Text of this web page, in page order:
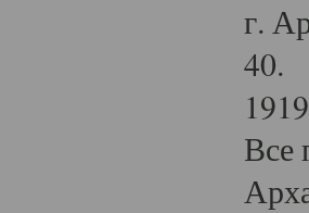
г.
40.
Все